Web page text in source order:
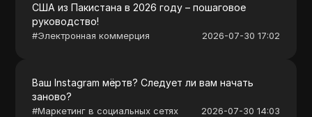
США из Пакистана в 2026 году – пошаговое
руководство!
#Электронная коммерция 2026-07-30 17:02
Ваш Instagram мёртв? Следует ли вам начать
заново?
#Маркетинг в социальных сетях 2026-07-30 14:03